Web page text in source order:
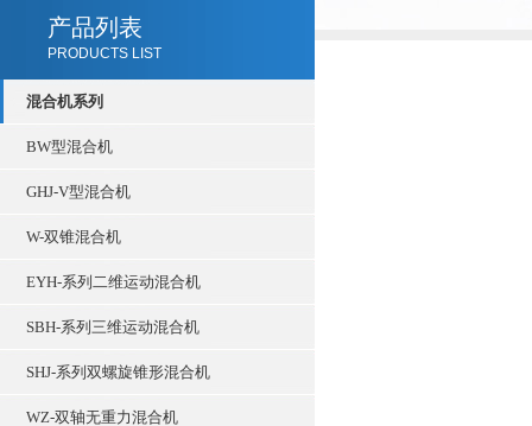
产品列表
PRODUCTS LIST
混合机系列
BW型混合机
GHJ-V型混合机
W-双锥混合机
EYH-系列二维运动混合机
SBH-系列三维运动混合机
SHJ-系列双螺旋锥形混合机
WZ-双轴无重力混合机